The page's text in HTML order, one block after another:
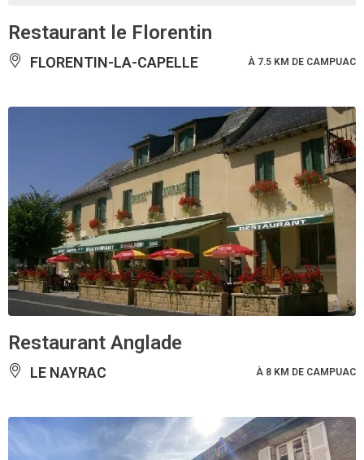
Restaurant le Florentin
FLORENTIN-LA-CAPELLE À 7.5 KM DE CAMPUAC
Restaurant Anglade
LE NAYRAC À 8 KM DE CAMPUAC